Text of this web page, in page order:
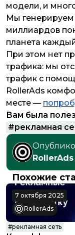
модели, и
Мы генерируем
миллиардов
планета
При этом нет
трафика: мы
трафик с
RollerAds
месте —
Вам была
#рекламная
RollerAds
Похожие
7 октября 2025
RollerAds
#рекламная сеть